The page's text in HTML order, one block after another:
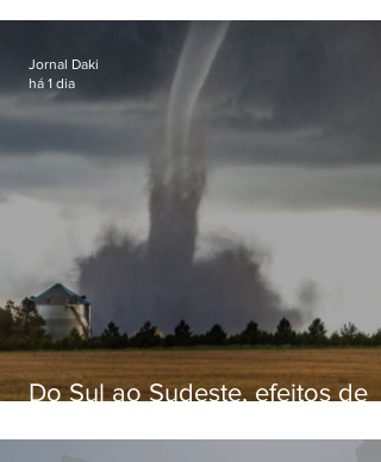
Do Sul ao Sudeste, efeitos de
apreensão na população
Jornal Daki
há 1 dia